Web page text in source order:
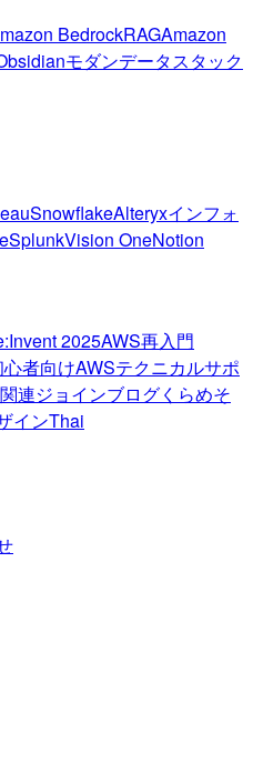
BedrockRAGAmazon
モダンデータスタック
SnowflakeAlteryxインフォ
SplunkVision OneNotion
2025AWS再入門
者向けAWSテクニカルサポ
連ジョインブログくらめそ
インThai